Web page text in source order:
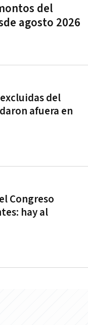
del
agosto 2026
del
afuera en
Congreso
hay al